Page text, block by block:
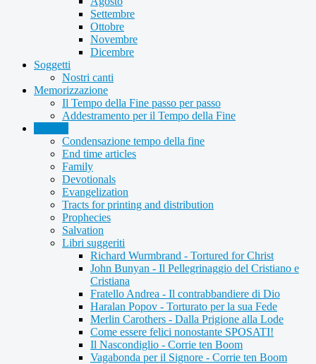
Settembre
Ottobre
Novembre
Dicembre
Soggetti
Nostri canti
Memorizzazione
Il Tempo della Fine passo per passo
Addestramento per il Tempo della Fine
Condensazione tempo della fine
End time articles
Family
Devotionals
Evangelization
Tracts for printing and distribution
Prophecies
Salvation
Libri suggeriti
Richard Wurmbrand - Tortured for Christ
John Bunyan - Il Pellegrinaggio del Cristiano e
Cristiana
Fratello Andrea - Il contrabbandiere di Dio
Haralan Popov - Torturato per la sua Fede
Merlin Carothers - Dalla Prigione alla Lode
Come essere felici nonostante SPOSATI!
Il Nascondiglio - Corrie ten Boom
Vagabonda per il Signore - Corrie ten Boom